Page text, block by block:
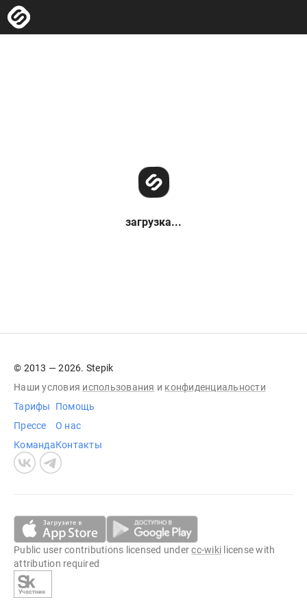
загрузка...
© 2013 — 2026. Stepik
Наши условия использования и конфиденциальности
Тарифы
Прессе
Команда
Помощь
О нас
Контакты
Public user contributions licensed undercc-wiki license with
attribution required